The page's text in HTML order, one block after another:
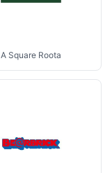
A Square Roota